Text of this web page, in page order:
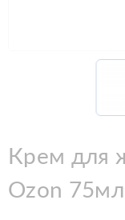
Крем для
Ozon